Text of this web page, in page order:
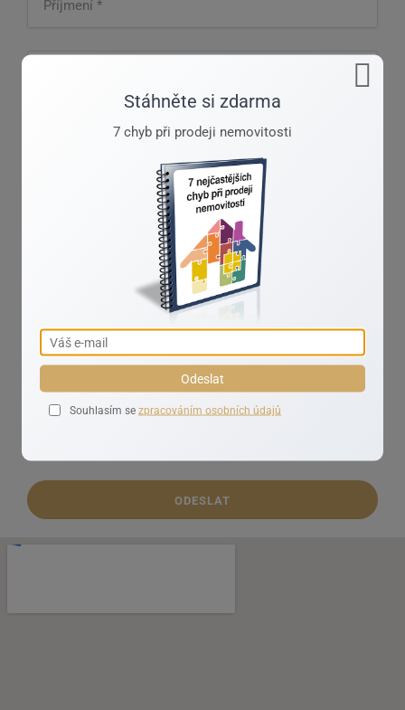
ODESLAT
Stáhněte si zdarma
7 chyb při prodeji nemovitosti
Odeslat
Souhlasím se zpracováním osobních údajů